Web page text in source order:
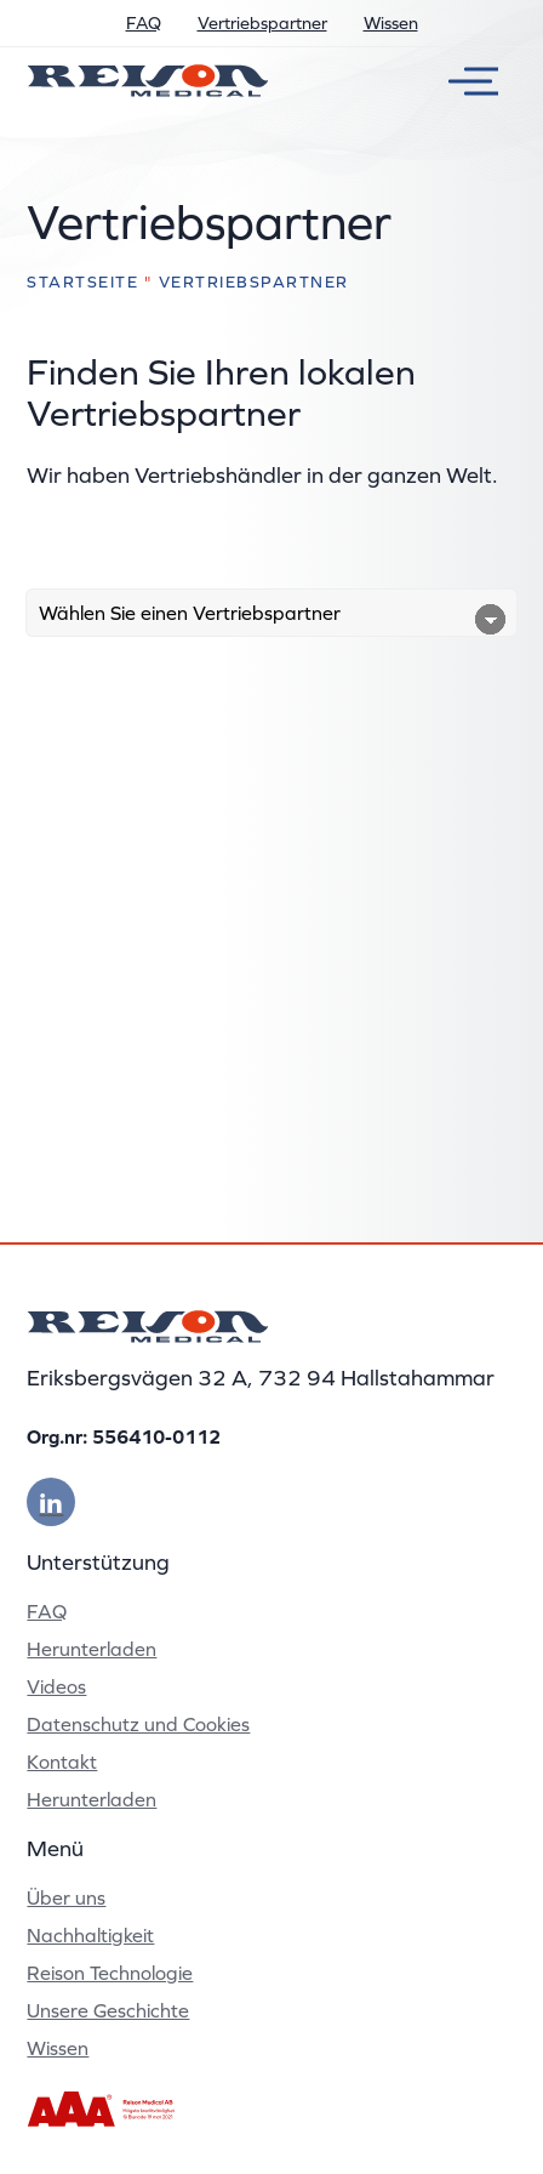
FAQ Vertriebspartner Wissen
Vertriebspartner
STARTSEITE " VERTRIEBSPARTNER
Finden Sie Ihren lokalen
Vertriebspartner
Wir haben Vertriebshändler in der ganzen Welt.
Eriksbergsvägen 32 A, 732 94 Hallstahammar
Org.nr: 556410-0112
Unterstützung
FAQ
Herunterladen
Videos
Datenschutz und Cookies
Kontakt
Herunterladen
Menü
Über uns
Nachhaltigkeit
Reison Technologie
Unsere Geschichte
Wissen